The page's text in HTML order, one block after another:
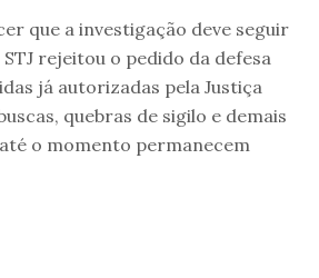
que a investigação deve seguir
rejeitou o pedido da defesa
já autorizadas pela Justiça
quebras de sigilo e demais
o momento permanecem